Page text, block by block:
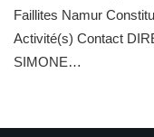
Faillites Namur
Activité(s) Contact
SIMONE…